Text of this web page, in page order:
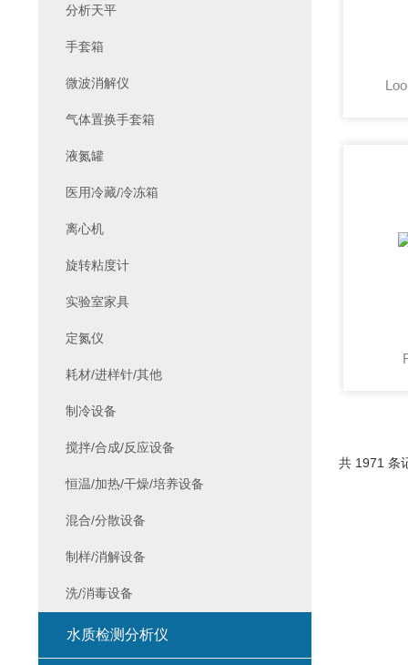
共 1971 条
分析天平
手套箱
微波消解仪
气体置换手套箱
液氮罐
医用冷藏/冷冻箱
离心机
旋转粘度计
实验室家具
定氮仪
耗材/进样针/其他
制冷设备
搅拌/合成/反应设备
恒温/加热/干燥/培养设备
混合/分散设备
制样/消解设备
洗/消毒设备
水质检测分析仪